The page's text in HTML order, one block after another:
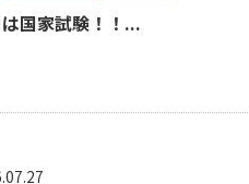
国家試験！！...